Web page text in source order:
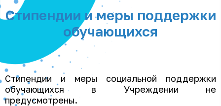
Стипендии и меры поддержки
обучающихся
Стипендии и меры социальной поддержки
обучающихся в Учреждении не
предусмотрены.